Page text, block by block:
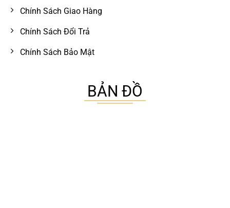
Chính Sách Giao Hàng
Chính Sách Đổi Trả
Chính Sách Bảo Mật
BẢN ĐỒ